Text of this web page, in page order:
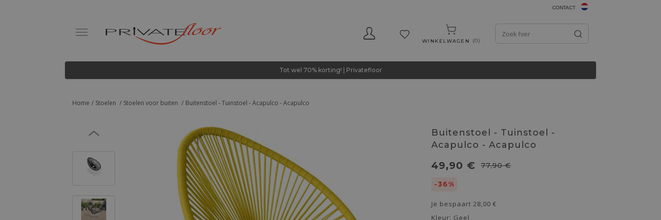
CONTACT
WINKELWAGEN 0
Tot wel 70% korting! | Privatefloor
Home Stoelen Stoelen voor buiten Buitenstoel - Tuinstoel - Acapulco - Acapulco
Buitenstoel - Tuinstoel -
Acapulco - Acapulco
49,90 € 77,90 €
-36%
Je bespaart 28,00 €
Kleur: Geel